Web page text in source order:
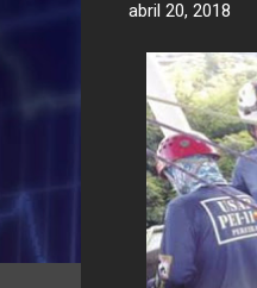
abril 20, 2018